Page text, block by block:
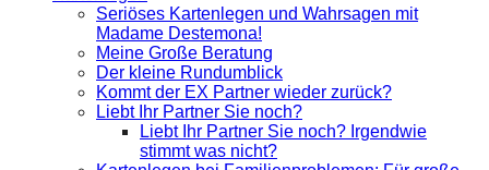
Seriöses Kartenlegen und Wahrsagen mit
Madame Destemona!
Meine Große Beratung
Der kleine Rundumblick
Kommt der EX Partner wieder zurück?
Liebt Ihr Partner Sie noch?
Liebt Ihr Partner Sie noch? Irgendwie
stimmt was nicht?